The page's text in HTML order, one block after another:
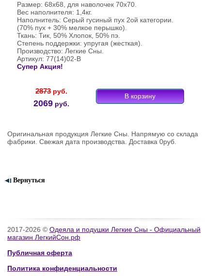
Размер: 68х68, для наволочек 70х70.
Вес наполнителя: 1,4кг.
Наполнитель: Серый гусиный пух 2ой категории.
(70% пух + 30% мелкое перышко).
Ткань: Тик, 50% Хлопок, 50% пэ.
Степень поддержки: упругая (жесткая).
Производство: Легкие Сны.
Артикул: 77(14)02-В
Супер Акция!
2873руб.
2069 руб.
Оригинальная продукция Легкие Сны. Напрямую со склада
фабрики. Свежая дата производства. Доставка 0руб.
Вернуться
2017-2026 © Одеяла и подушки Легкие Сны - Официальный
магазин ЛегкийСон.рф
Публичная оферта
Политика конфиденциальности